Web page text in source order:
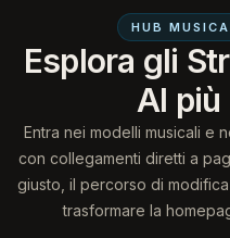
HUB
Esplora gli
AI
Entra nei modelli musicali e
con collegamenti diretti a
giusto, il percorso di
trasformare la